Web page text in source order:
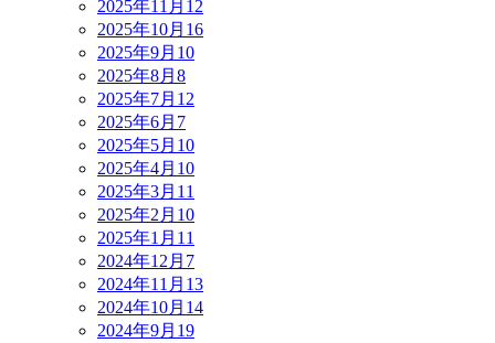
2025年11月 12
2025年10月 16
2025年9月 10
2025年8月 8
2025年7月 12
2025年6月 7
2025年5月 10
2025年4月 10
2025年3月 11
2025年2月 10
2025年1月 11
2024年12月 7
2024年11月 13
2024年10月 14
2024年9月 19